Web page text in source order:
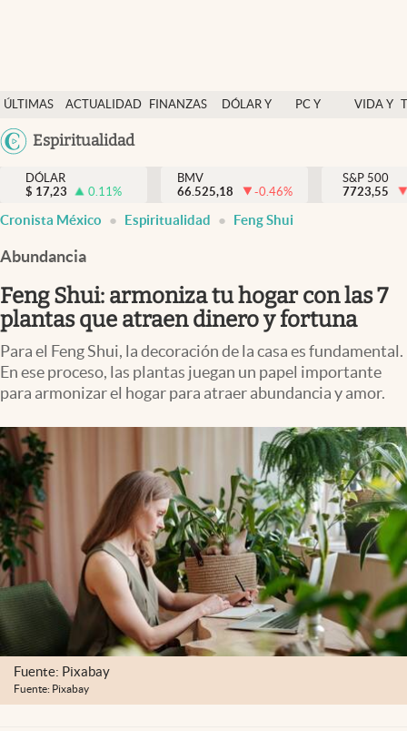
ÚLTIMAS
NOTICIAS
ACTUALIDAD
FINANZAS
DÓLAR Y
PC Y
VIDA Y
México
Espiritualidad
Actualidad
Finanzas y economía
Dólar y mercados
Pc y celular
Vida y estilo
Espiritualidad
Mediakit
abre en nueva pestaña
México
DÓLAR
$ 17,23 0.11%
BMV
66.525,18
-0.46%
S&P 500
7723,55
Cronista México Espiritualidad Feng Shui
Abundancia
Feng Shui: armoniza tu hogar con las 7
plantas que atraen dinero y fortuna
Para el Feng Shui, la decoración de la casa es fundamental.
En ese proceso, las plantas juegan un papel importante
para armonizar el hogar para atraer abundancia y amor.
Fuente: Pixabay
Fuente: Pixabay